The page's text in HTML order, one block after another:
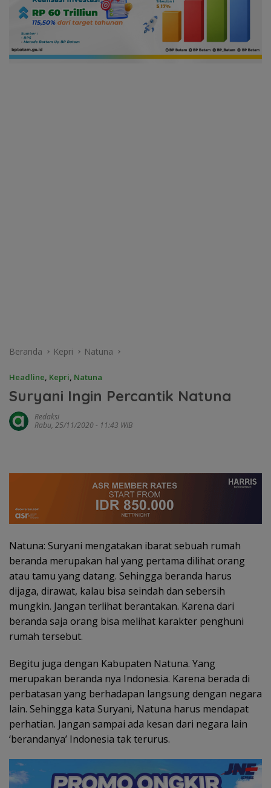
Beranda Kepri Natuna
Headline, Kepri, Natuna
Suryani Ingin Percantik Natuna
Redaksi
Rabu, 25/11/2020 - 11:43 WIB
Natuna: Suryani mengatakan ibarat sebuah rumah
beranda merupakan hal yang pertama dilihat orang
atau tamu yang datang. Sehingga beranda harus
dijaga, dirawat, kalau bisa seindah dan sebersih
mungkin. Jangan terlihat berantakan. Karena dari
beranda saja orang bisa melihat karakter penghuni
rumah tersebut.
Begitu juga dengan Kabupaten Natuna. Yang
merupakan beranda nya Indonesia. Karena berada di
perbatasan yang berhadapan langsung dengan negara
lain. Sehingga kata Suryani, Natuna harus mendapat
perhatian. Jangan sampai ada kesan dari negara lain
‘berandanya’ Indonesia tak terurus.